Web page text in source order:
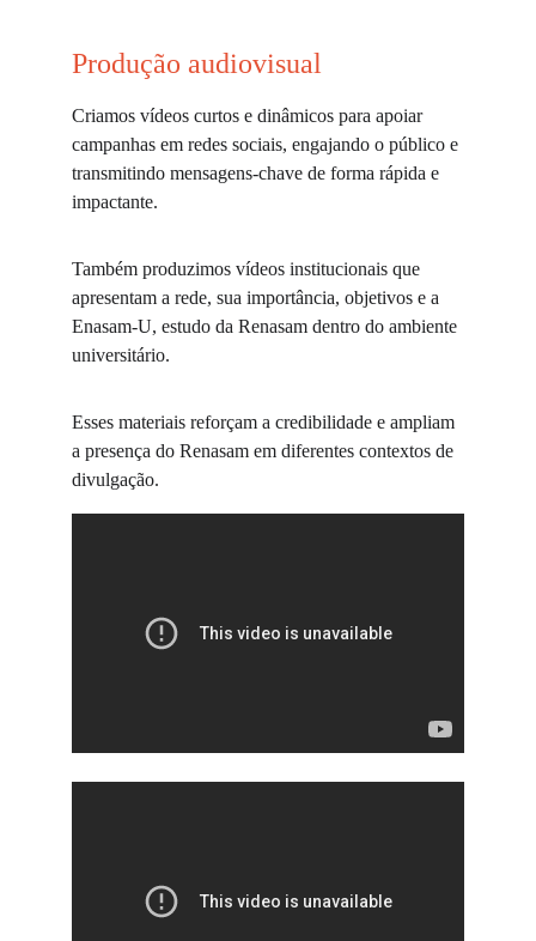
Produção audiovisual
Criamos vídeos curtos e dinâmicos para apoiar
campanhas em redes sociais, engajando o público e
transmitindo mensagens-chave de forma rápida e
impactante.
Também produzimos vídeos institucionais que
apresentam a rede, sua importância, objetivos e a
Enasam-U, estudo da Renasam dentro do ambiente
universitário.
Esses materiais reforçam a credibilidade e ampliam
a presença do Renasam em diferentes contextos de
divulgação.